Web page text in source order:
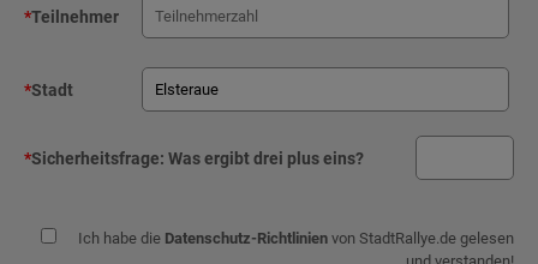
*Teilnehmer
*Stadt
*Sicherheitsfrage: Was ergibt drei plus eins?
Ich habe die Datenschutz-Richtlinien von StadtRallye.de gelesen